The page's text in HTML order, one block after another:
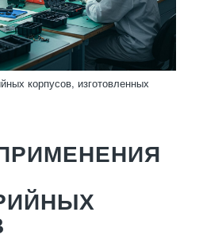
корпусов, изготовленных